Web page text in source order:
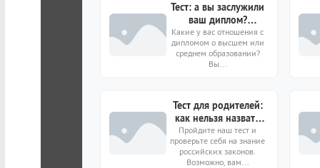
Тест: а вы заслужили
ваш диплом?
Проверьте на 10
вопросах
Какие у вас отношения с
дипломом о высшем или
среднем образовании?
Вы...
Тест для родителей:
как нельзя назвать
ребенка в РФ?
Пройдите наш тест и
проверьте себя на знание
российских законов.
Возможно, вам...